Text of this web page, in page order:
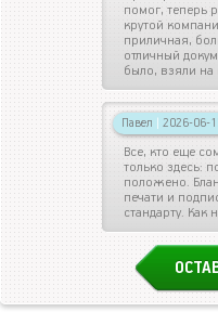
помог, теперь
крутой
приличная,
отличный
было, взяли на
Павел 2026-06-
Все, кто еще
только здесь:
положено.
печати и
стандарту. Как